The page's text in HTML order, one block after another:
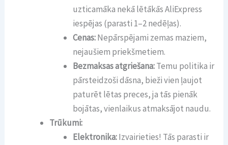
uzticamāka nekā lētākās AliExpress
iespējas (parasti 1–2 nedēļas).
Cenas:Nepārspējami zemas maziem,
nejaušiem priekšmetiem.
Bezmaksas atgriešana:Temu politika ir
pārsteidzoši dāsna, bieži vien ļaujot
paturēt lētas preces, ja tās pienāk
bojātas, vienlaikus atmaksājot naudu.
Trūkumi:
Elektronika:Izvairieties! Tās parasti ir